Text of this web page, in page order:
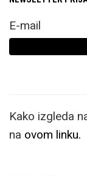
E-mail
Kako izgleda
na ovom linku.